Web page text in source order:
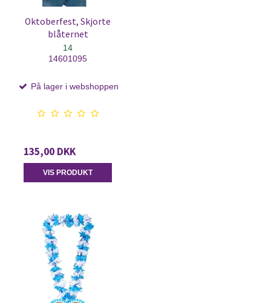
Oktoberfest, Skjorte
blåternet
14
14601095
På lager i webshoppen
135,00 DKK
VIS PRODUKT